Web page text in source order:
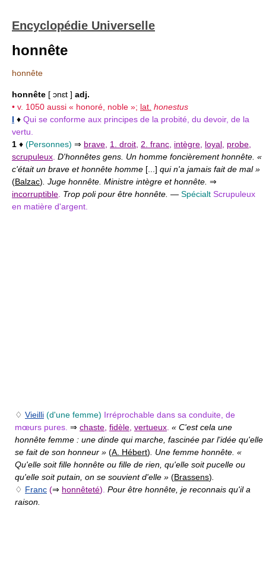
Encyclopédie Universelle
honnête
honnête
honnête [ ɔnɛt ] adj.
• v. 1050 aussi « honoré, noble »; lat. honestus
I ♦ Qui se conforme aux principes de la probité, du devoir, de la
vertu.
1 ♦ (Personnes) ⇒ brave 1. droit 2. franc intègre loyal probe
scrupuleux D'honnêtes gens. Un homme foncièrement honnête. «
c'était un brave et honnête homme [...] qui n'a jamais fait de mal »
(Balzac) . Juge honnête. Ministre intègre et honnête. ⇒
incorruptible Trop poli pour être honnête. — Spécialt Scrupuleux
en matière d'argent.
♢ Vieilli (d'une femme) Irréprochable dans sa conduite, de
mœurs pures. ⇒ chaste fidèle vertueux « C'est cela une
honnête femme : une dinde qui marche, fascinée par l'idée qu'elle
se fait de son honneur » (A. Hébert) . Une femme honnête. «
Qu'elle soit fille honnête ou fille de rien, qu'elle soit pucelle ou
qu'elle soit putain, on se souvient d'elle » (Brassens)
♢ Franc (⇒ honnêteté) Pour être honnête, je reconnais qu'il a
raison.